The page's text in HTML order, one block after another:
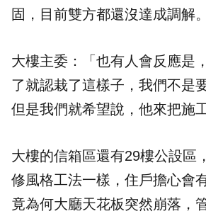
固，目前雙方都還沒達成調解。
大樓主委：「也有人會反應是
了就認栽了這樣子，我們不是
但是我們就希望說，他來把施
大樓的信箱區還有29樓公設區
修風格工法一樣，住戶擔心會
竟為何大廳天花板突然崩落，